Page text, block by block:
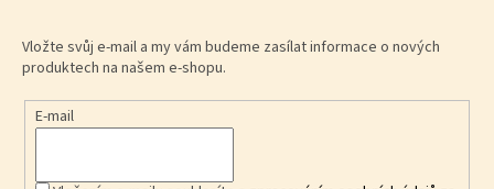
Vložte svůj e-mail a my vám budeme zasílat informace o nových
produktech na našem e-shopu.
E-mail